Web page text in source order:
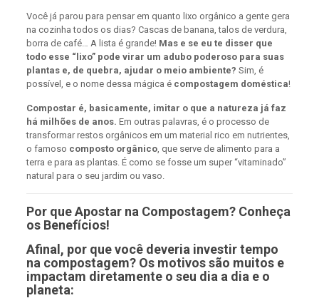
Você já parou para pensar em quanto lixo orgânico a gente gera
na cozinha todos os dias? Cascas de banana, talos de verdura,
borra de café… A lista é grande! Mas e se eu te disser que
todo esse “lixo” pode virar um adubo poderoso para suas
plantas e, de quebra, ajudar o meio ambiente? Sim, é
possível, e o nome dessa mágica é compostagem doméstica!
Compostar é, basicamente, imitar o que a natureza já faz
há milhões de anos. Em outras palavras, é o processo de
transformar restos orgânicos em um material rico em nutrientes,
o famoso composto orgânico, que serve de alimento para a
terra e para as plantas. É como se fosse um super “vitaminado”
natural para o seu jardim ou vaso.
Por que Apostar na Compostagem? Conheça
os Benefícios!
Afinal, por que você deveria investir tempo
na compostagem?Os motivos são muitos e
impactam diretamente o seu dia a dia e o
planeta: